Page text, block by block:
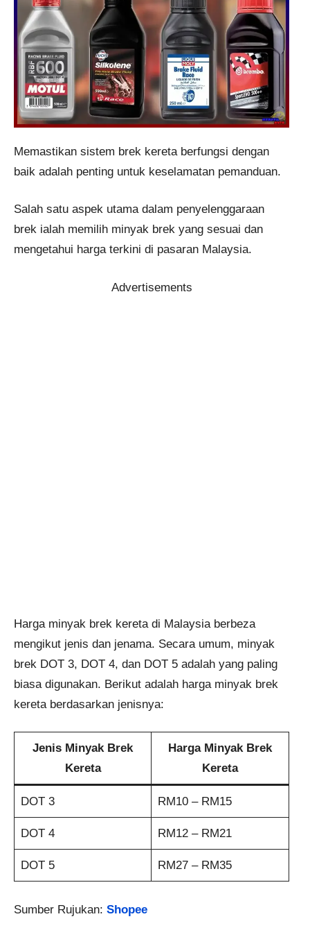
Memastikan sistem brek kereta berfungsi dengan
baik adalah penting untuk keselamatan pemanduan.
Salah satu aspek utama dalam penyelenggaraan
brek ialah memilih minyak brek yang sesuai dan
mengetahui harga terkini di pasaran Malaysia.
Advertisements
Harga minyak brek kereta di Malaysia berbeza
mengikut jenis dan jenama. Secara umum, minyak
brek DOT 3, DOT 4, dan DOT 5 adalah yang paling
biasa digunakan. Berikut adalah harga minyak brek
kereta berdasarkan jenisnya:
Jenis Minyak Brek
Kereta
Harga Minyak Brek
Kereta
DOT 3 RM10 – RM15
DOT 4 RM12 – RM21
DOT 5 RM27 – RM35
Sumber Rujukan: Shopee